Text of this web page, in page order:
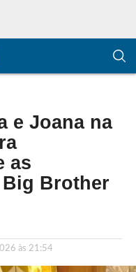
e Joana na
as
Brother
às 21:54